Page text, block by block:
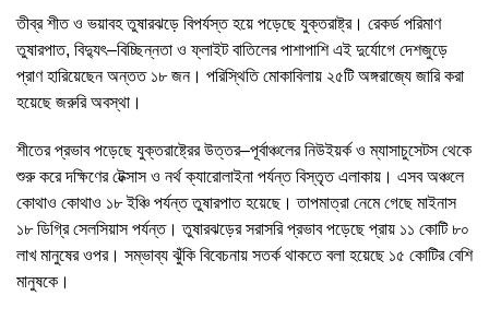
তীব্র শীত ও ভয়াবহ তুষারঝড়ে বিপর্যস্ত হয়ে পড়েছে যুক্তরাষ্ট্র। রেকর্ড পরিমাণ
তুষারপাত, বিদ্যুৎ–বিচ্ছিন্নতা ও ফ্লাইট বাতিলের পাশাপাশি এই দুর্যোগে দেশজুড়ে
প্রাণ হারিয়েছেন অন্তত ১৮ জন। পরিস্থিতি মোকাবিলায় ২৫টি অঙ্গরাজ্যে জারি করা
হয়েছে জরুরি অবস্থা।
শীতের প্রভাব পড়েছে যুক্তরাষ্ট্রের উত্তর–পূর্বাঞ্চলের নিউইয়র্ক ও ম্যাসাচুসেটস থেকে
শুরু করে দক্ষিণের টেক্সাস ও নর্থ ক্যারোলাইনা পর্যন্ত বিস্তৃত এলাকায়। এসব অঞ্চলে
কোথাও কোথাও ১৮ ইঞ্চি পর্যন্ত তুষারপাত হয়েছে। তাপমাত্রা নেমে গেছে মাইনাস
১৮ ডিগ্রি সেলসিয়াস পর্যন্ত। তুষারঝড়ের সরাসরি প্রভাব পড়েছে প্রায় ১১ কোটি ৮০
লাখ মানুষের ওপর। সম্ভাব্য ঝুঁকি বিবেচনায় সতর্ক থাকতে বলা হয়েছে ১৫ কোটির বেশি
মানুষকে।